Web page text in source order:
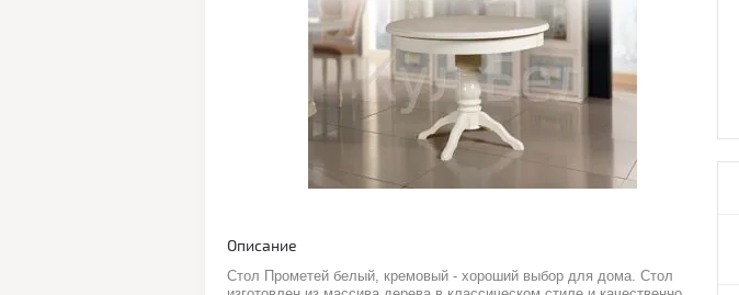
Описание
Стол Прометей белый, кремовый - хороший выбор для дома. Стол